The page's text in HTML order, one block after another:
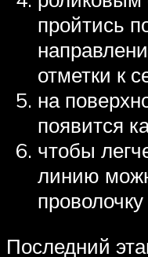
пройтись
отметки к
на
появится
чтобы
линию
Последний